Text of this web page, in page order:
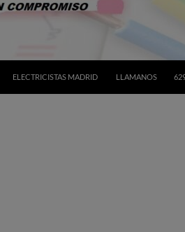
ELECTRICISTAS MADRID LLAMANOS